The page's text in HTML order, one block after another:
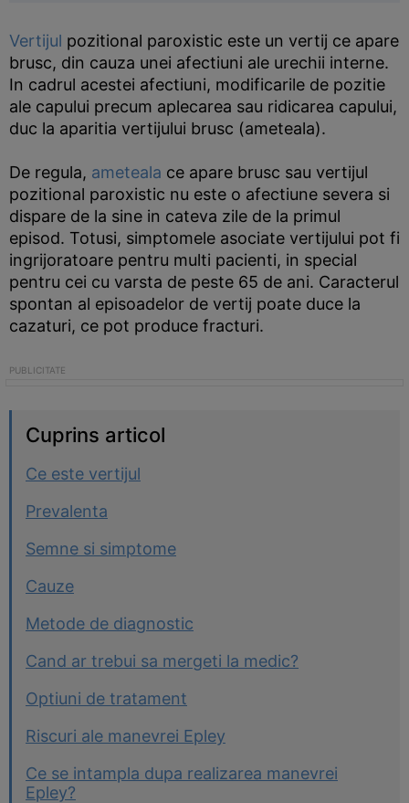
Vertijul pozitional paroxistic este un vertij ce apare
brusc, din cauza unei afectiuni ale urechii interne.
In cadrul acestei afectiuni, modificarile de pozitie
ale capului precum aplecarea sau ridicarea capului,
duc la aparitia vertijului brusc (ameteala).
De regula, ameteala ce apare brusc sau vertijul
pozitional paroxistic nu este o afectiune severa si
dispare de la sine in cateva zile de la primul
episod. Totusi, simptomele asociate vertijului pot fi
ingrijoratoare pentru multi pacienti, in special
pentru cei cu varsta de peste 65 de ani. Caracterul
spontan al episoadelor de vertij poate duce la
cazaturi, ce pot produce fracturi.
Cuprins articol
Ce este vertijul
Prevalenta
Semne si simptome
Cauze
Metode de diagnostic
Cand ar trebui sa mergeti la medic?
Optiuni de tratament
Riscuri ale manevrei Epley
Ce se intampla dupa realizarea manevrei
Epley?